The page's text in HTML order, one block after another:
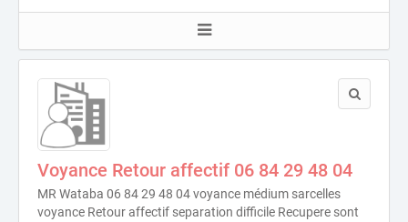
Voyance Retour affectif 06 84 29 48 04
MR Wataba 06 84 29 48 04 voyance médium sarcelles
voyance Retour affectif separation difficile Recupere sont